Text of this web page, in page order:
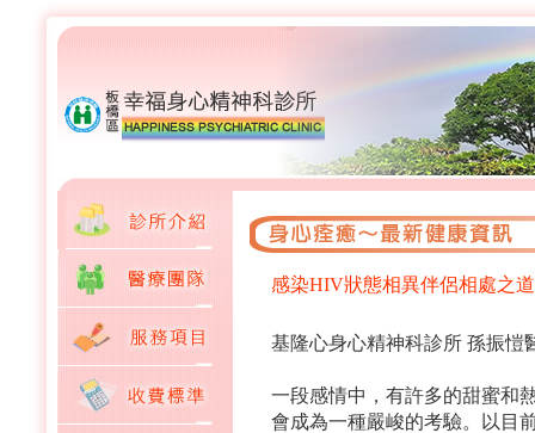
感染HIV狀態相異伴侶相處之道
基隆心身心精神科診所 孫振愷
一段感情中，有許多的甜蜜和
會成為一種嚴峻的考驗。以目